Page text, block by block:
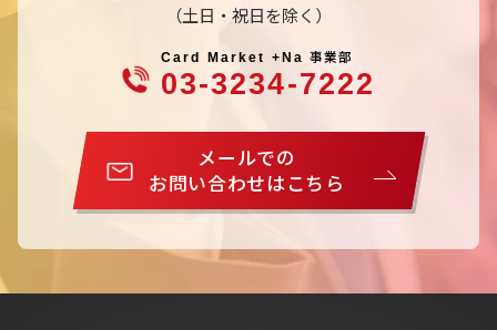
（土日・祝日を除く）
Card Market +Na事業部
03-3234-7222
メールでの
お問い合わせはこちら